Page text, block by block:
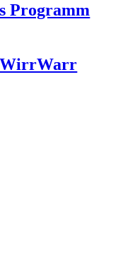
Programm
WirrWarr